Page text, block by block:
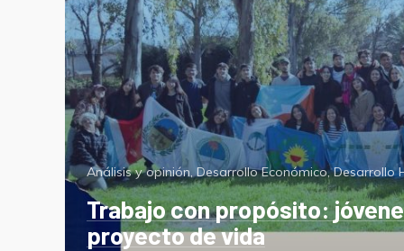
Categorías
Análisis y opinión,Desarrollo Económico,Desarrollo
Trabajo con propósito:
proyecto de vida